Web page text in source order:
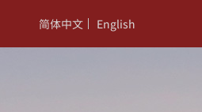
简体中文 English